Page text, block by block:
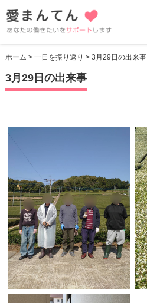
ホーム > 一日を振り返り > 3月29日の出来事
3月29日の出来事